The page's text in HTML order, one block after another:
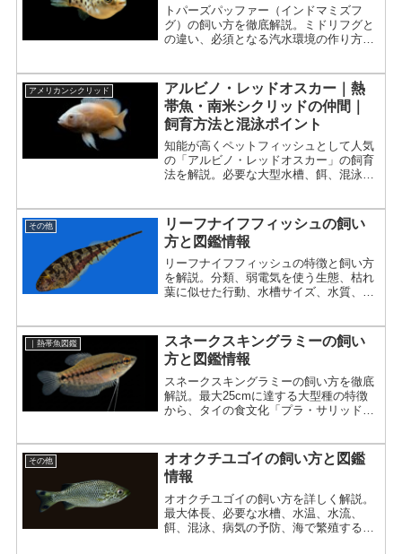
トパーズパッファー（インドマミズフ
グ）の飼い方を徹底解説。ミドリフグと
の違い、必須となる汽水環境の作り方、
アメリカンシクリッド
アルビノ・レッドオスカー｜熱
帯魚・南米シクリッドの仲間｜
飼育方法と混泳ポイント
知能が高くペットフィッシュとして人気
の「アルビノ・レッドオスカー」の飼育
法を解説。必要な大型水槽、餌、混泳の
その他
リーフナイフフィッシュの飼い
方と図鑑情報
リーフナイフフィッシュの特徴と飼い方
を解説。分類、弱電気を使う生態、枯れ
葉に似せた行動、水槽サイズ、水質、
｜熱帯魚図鑑
スネークスキングラミーの飼い
方と図鑑情報
スネークスキングラミーの飼い方を徹底
解説。最大25cmに達する大型種の特徴
から、タイの食文化「プラ・サリッド」
その他
オオクチユゴイの飼い方と図鑑
情報
オオクチユゴイの飼い方を詳しく解説。
最大体長、必要な水槽、水温、水流、
餌、混泳、病気の予防、海で繁殖する生